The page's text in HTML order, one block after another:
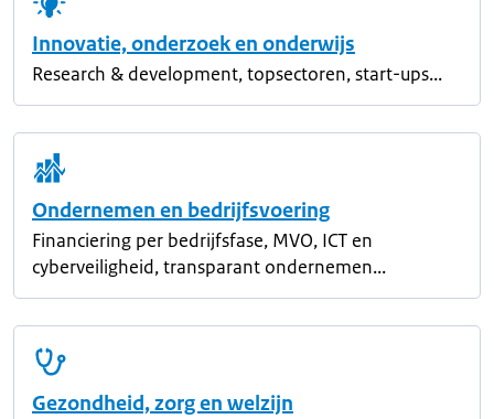
Innovatie, onderzoek en onderwijs
Research & development, topsectoren, start-ups...
Ondernemen en bedrijfsvoering
Financiering per bedrijfsfase, MVO, ICT en
cyberveiligheid, transparant ondernemen...
Gezondheid, zorg en welzijn